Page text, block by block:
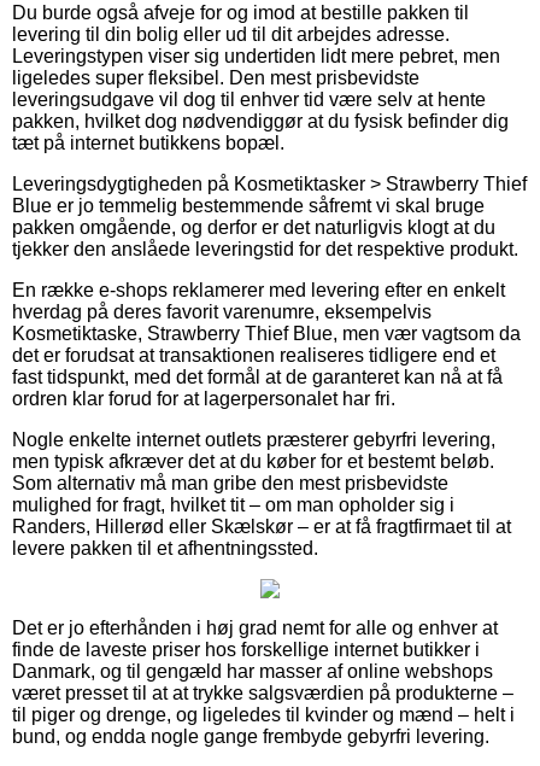
Du burde også afveje for og imod at bestille pakken til
levering til din bolig eller ud til dit arbejdes adresse.
Leveringstypen viser sig undertiden lidt mere pebret, men
ligeledes super fleksibel. Den mest prisbevidste
leveringsudgave vil dog til enhver tid være selv at hente
pakken, hvilket dog nødvendiggør at du fysisk befinder dig
tæt på internet butikkens bopæl.
Leveringsdygtigheden på Kosmetiktasker > Strawberry Thief
Blue er jo temmelig bestemmende såfremt vi skal bruge
pakken omgående, og derfor er det naturligvis klogt at du
tjekker den anslåede leveringstid for det respektive produkt.
En række e-shops reklamerer med levering efter en enkelt
hverdag på deres favorit varenumre, eksempelvis
Kosmetiktaske, Strawberry Thief Blue, men vær vagtsom da
det er forudsat at transaktionen realiseres tidligere end et
fast tidspunkt, med det formål at de garanteret kan nå at få
ordren klar forud for at lagerpersonalet har fri.
Nogle enkelte internet outlets præsterer gebyrfri levering,
men typisk afkræver det at du køber for et bestemt beløb.
Som alternativ må man gribe den mest prisbevidste
mulighed for fragt, hvilket tit – om man opholder sig i
Randers, Hillerød eller Skælskør – er at få fragtfirmaet til at
levere pakken til et afhentningssted.
Det er jo efterhånden i høj grad nemt for alle og enhver at
finde de laveste priser hos forskellige internet butikker i
Danmark, og til gengæld har masser af online webshops
været presset til at at trykke salgsværdien på produkterne –
til piger og drenge, og ligeledes til kvinder og mænd – helt i
bund, og endda nogle gange frembyde gebyrfri levering.